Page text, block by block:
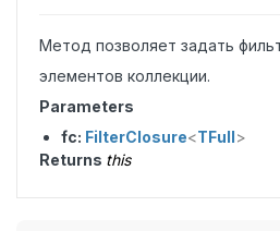
Метод позволяет задать
элементов коллекции.
Parameters
fc: FilterClosure<TFull>
Returns this